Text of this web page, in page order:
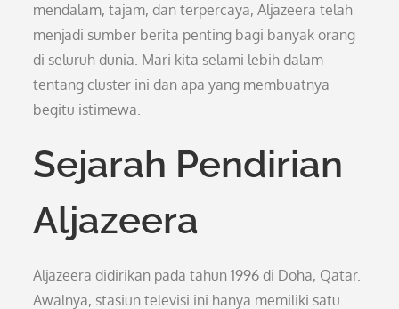
mendalam, tajam, dan terpercaya, Aljazeera telah
menjadi sumber berita penting bagi banyak orang
di seluruh dunia. Mari kita selami lebih dalam
tentang cluster ini dan apa yang membuatnya
begitu istimewa.
Sejarah Pendirian
Aljazeera
Aljazeera didirikan pada tahun 1996 di Doha, Qatar.
Awalnya, stasiun televisi ini hanya memiliki satu